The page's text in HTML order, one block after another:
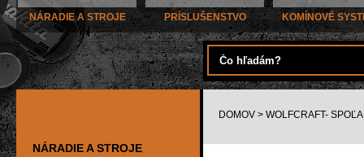
NÁRADIE A STROJE PRÍSLUŠENSTVO KOMÍNOVÉ
NÁRADIE A STROJE
DOMOV > WOLFCRAFT-